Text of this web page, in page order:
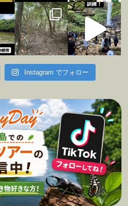
Instagram でフォロー